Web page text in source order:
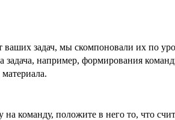
задач, мы скомпоновали их по
задача, например, формирования
команду, положите в него то, что